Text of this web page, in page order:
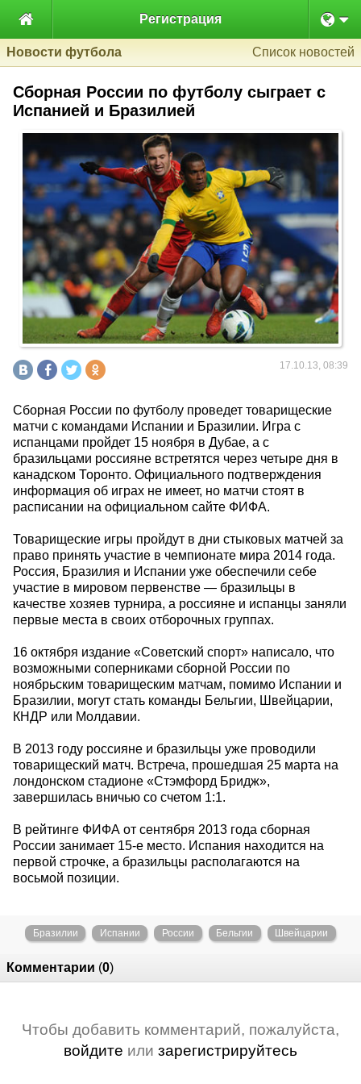
 Регистрация
Новости футбола Список новостей
Сборная России по футболу сыграет с
Испанией и Бразилией
17.10.13, 08:39
Сборная России по футболу проведет товарищеские
матчи с командами Испании и Бразилии. Игра с
испанцами пройдет 15 ноября в Дубае, а с
бразильцами россияне встретятся через четыре дня в
канадском Торонто. Официального подтверждения
информация об играх не имеет, но матчи стоят в
расписании на официальном сайте ФИФА.
Товарищеские игры пройдут в дни стыковых матчей за
право принять участие в чемпионате мира 2014 года.
Россия, Бразилия и Испании уже обеспечили себе
участие в мировом первенстве — бразильцы в
качестве хозяев турнира, а россияне и испанцы заняли
первые места в своих отборочных группах.
16 октября издание «Советский спорт» написало, что
возможными соперниками сборной России по
ноябрьским товарищеским матчам, помимо Испании и
Бразилии, могут стать команды Бельгии, Швейцарии,
КНДР или Молдавии.
В 2013 году россияне и бразильцы уже проводили
товарищеский матч. Встреча, прошедшая 25 марта на
лондонском стадионе «Стэмфорд Бридж»,
завершилась вничью со счетом 1:1.
В рейтинге ФИФА от сентября 2013 года сборная
России занимает 15-е место. Испания находится на
первой строчке, а бразильцы располагаются на
восьмой позиции.
Бразилии Испании России Бельгии Швейцарии
Комментарии (0)
Чтобы добавить комментарий, пожалуйста,
войдите или зарегистрируйтесь